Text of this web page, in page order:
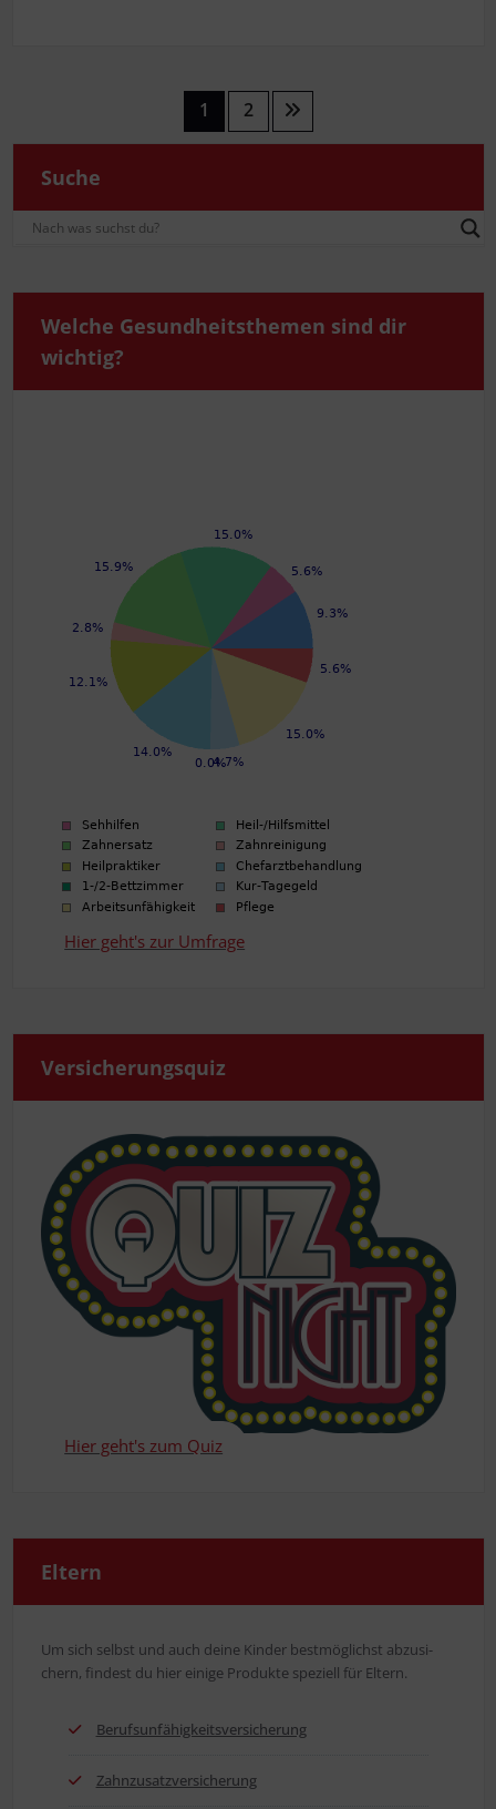
Seitennummerierung
Beiträge
1 2
Suche
Wel­che Gesund­heits­the­men sind dir
wichtig?
Hier geht's zur Umfrage
Ver­si­che­rungs­quiz
Hier geht's zum Quiz
Eltern
Um sich selbst und auch dei­ne Kin­der best­mög­lichst abzu­si­
chern, fin­dest du hier eini­ge Pro­duk­te spe­zi­ell für Eltern.
Berufs­un­fä­hig­keits­ver­si­che­rung
Zahn­zu­satz­ver­si­che­rung